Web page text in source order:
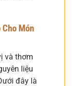
Món
và thơm
liệu
đây là